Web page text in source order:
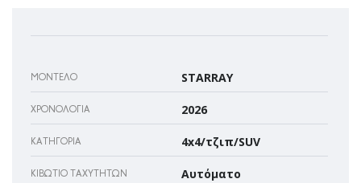
ΜΟΝΤΈΛΟ STARRAY
ΧΡΟΝΟΛΟΓΊΑ 2026
ΚΑΤΗΓΟΡΊΑ 4x4/τζιπ/SUV
ΚΙΒΏΤΙΟ ΤΑΧΥΤΉΤΩΝ Αυτόματο